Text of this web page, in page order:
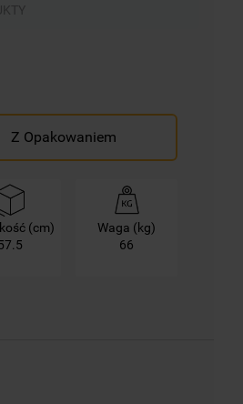
Z Opakowaniem
(cm)
Waga (kg)
66